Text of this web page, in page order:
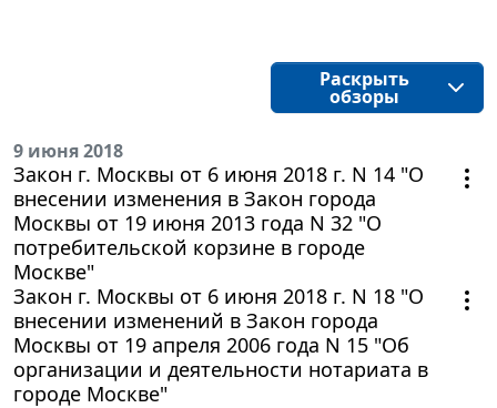
Раскрыть
обзоры
9 июня 2018
Закон г. Москвы от 6 июня 2018 г. N 14 "О
внесении изменения в Закон города
Москвы от 19 июня 2013 года N 32 "О
потребительской корзине в городе
Москве"
Закон г. Москвы от 6 июня 2018 г. N 18 "О
внесении изменений в Закон города
Москвы от 19 апреля 2006 года N 15 "Об
организации и деятельности нотариата в
городе Москве"